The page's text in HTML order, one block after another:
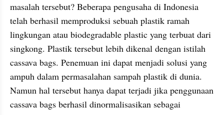
masalah tersebut? Beberapa pengusaha di Indonesia
telah berhasil memproduksi sebuah plastik ramah
lingkungan atau biodegradable plastic yang terbuat dari
singkong. Plastik tersebut lebih dikenal dengan istilah
cassava bags. Penemuan ini dapat menjadi solusi yang
ampuh dalam permasalahan sampah plastik di dunia.
Namun hal tersebut hanya dapat terjadi jika penggunaan
cassava bags berhasil dinormalisasikan sebagai